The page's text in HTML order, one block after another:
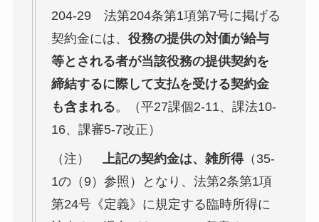
204-29 法第204条第1項第7号に掲げる
契約金には、 役務の提供の対価が給与
等とされる者が当該役務の提供契約を
締結するに際して支払を受ける契約金
も含まれる。（平27課個2-11、課法10-
16、課審5-7改正）
（注） 上記の契約金は、雑所得（35-
1の（9）参照）となり、法第2条第1項
第24号《定義》に規定する臨時所得に